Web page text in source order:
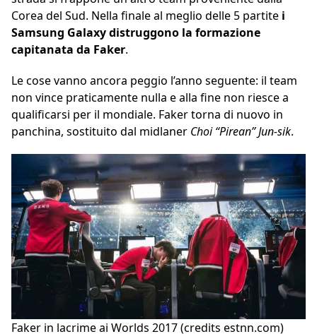
Corea del Sud. Nella finale al meglio delle 5 partite i
Samsung Galaxy distruggono la formazione
capitanata da Faker.
Le cose vanno ancora peggio l’anno seguente: il team
non vince praticamente nulla e alla fine non riesce a
qualificarsi per il mondiale. Faker torna di nuovo in
panchina, sostituito dal midlaner Choi “Pirean” Jun-sik.
Faker in lacrime ai Worlds 2017 (credits estnn.com)